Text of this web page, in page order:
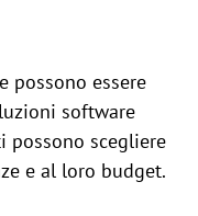
possono essere
software
possono scegliere
e al loro budget.